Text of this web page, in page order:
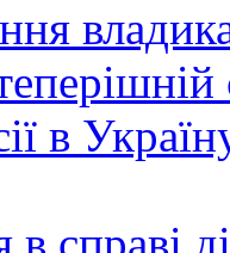
в
справі